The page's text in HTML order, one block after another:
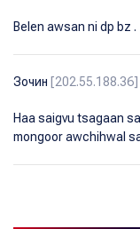
Belen awsan ni dp bz .
Зочин
Haa saigvu tsagaan
mongoor awchihwal